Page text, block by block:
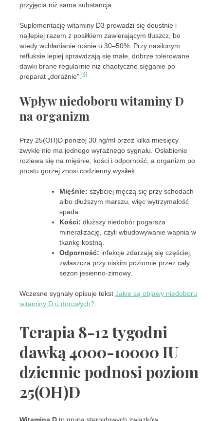
przyjęcia niż sama substancja.
Suplementację witaminy D3 prowadzi się doustnie i
najlepiej razem z posiłkiem zawierającym tłuszcz, bo
wtedy wchłanianie rośnie o 30–50%. Przy nasilonym
refluksie lepiej sprawdzają się małe, dobrze tolerowane
dawki brane regularnie niż chaotyczne sięganie po
preparat „doraźnie”. [4]
Wpływ niedoboru witaminy D
na organizm
Przy 25(OH)D poniżej 30 ng/ml przez kilka miesięcy
zwykle nie ma jednego wyraźnego sygnału. Osłabienie
rozlewa się na mięśnie, kości i odporność, a organizm po
prostu gorzej znosi codzienny wysiłek.
Mięśnie: szybciej męczą się przy schodach
albo dłuższym marszu, więc wytrzymałość
spada.
Kości: dłuższy niedobór pogarsza
mineralizację, czyli wbudowywanie wapnia w
tkankę kostną.
Odporność: infekcje zdarzają się częściej,
zwłaszcza przy niskim poziomie przez cały
sezon jesienno-zimowy.
Wczesne sygnały opisuje tekst Jakie są objawy niedoboru
witaminy D u dorosłych?
Terapia 8-12 tygodni
dawką 4000-10000 IU
dziennie podnosi poziom
25(OH)D
Witamina D to grupa steroidowych związków